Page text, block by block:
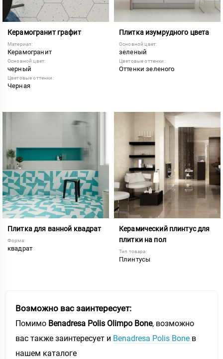
Керамогранит графит
Материал:
Керамогранит
Основной цвет:
черный
Цветовые оттенки:
Черная
Плитка изумрудного цвета
Основной цвет:
зеленый
Цветовые оттенки:
Оттенки зеленого
Плитка для ванной квадрат
Форма:
квадрат
Керамический плинтус для
плитки на пол
Тип товара:
Плинтусы
Возможно вас заинтересует:
Помимо Benadresa Polis Olimpo Bone, возможно
вас также заинтересует и Benadresa Polis Bone в
нашем каталоге